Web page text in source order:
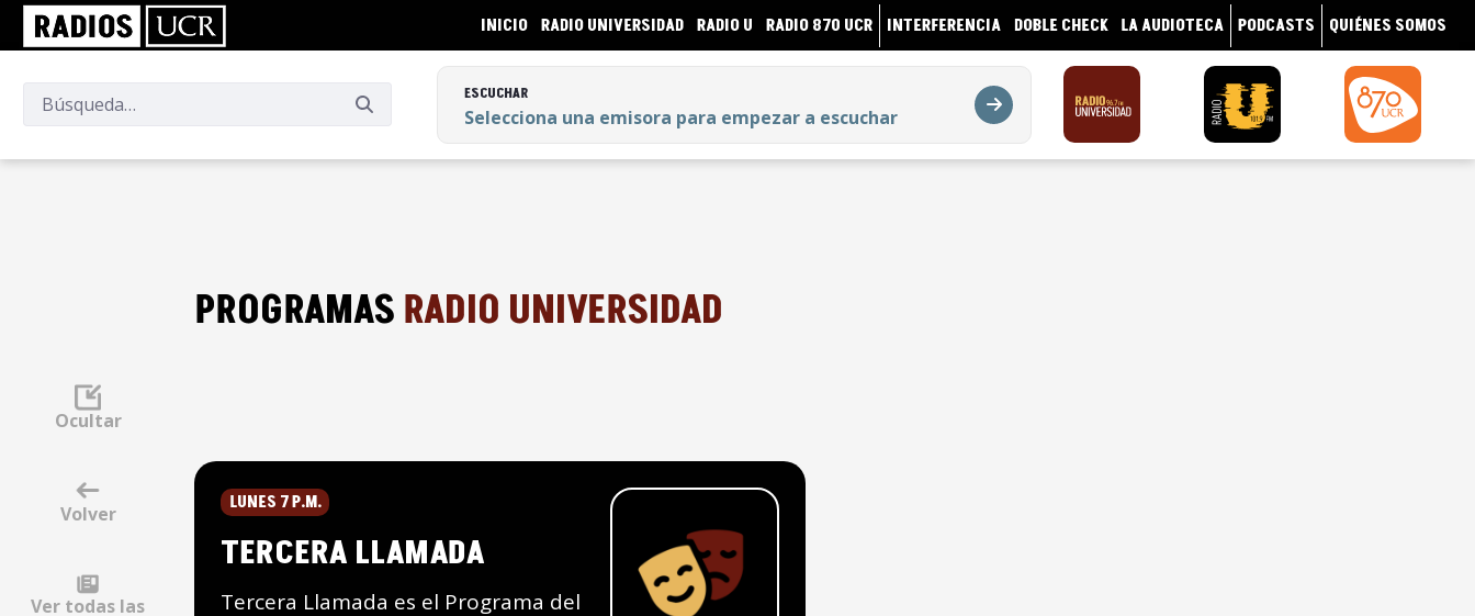
INICIO RADIO UNIVERSIDAD RADIO U RADIO 870 UCR INTERFERENCIA DOBLE CHECK LA AUDIOTECA PODCASTS QUIÉNES SOMOS
ESCUCHAR
Selecciona una emisora para empezar a escuchar
Selecciona una emisora para empezar a escuchar
Ocultar
Volver
Ver todas las
PROGRAMAS RADIO UNIVERSIDAD
LUNES 7 P.M.
TERCERA LLAMADA
Tercera Llamada es el Programa del